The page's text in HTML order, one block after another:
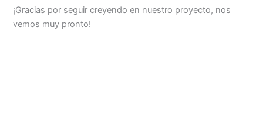
¡Gracias por seguir creyendo en nuestro proyecto, nos
vemos muy pronto!